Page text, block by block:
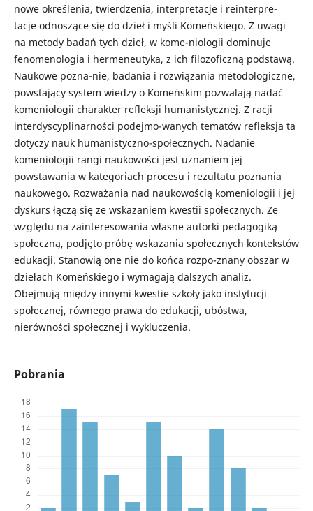
nowe określenia, twierdzenia, interpretacje i reinterpre-
tacje odnoszące się do dzieł i myśli Komeńskiego. Z uwagi
na metody badań tych dzieł, w kome-niologii dominuje
fenomenologia i hermeneutyka, z ich filozoficzną podstawą.
Naukowe pozna-nie, badania i rozwiązania metodologiczne,
powstający system wiedzy o Komeńskim pozwalają nadać
komeniologii charakter refleksji humanistycznej. Z racji
interdyscyplinarności podejmo-wanych tematów refleksja ta
dotyczy nauk humanistyczno-społecznych. Nadanie
komeniologii rangi naukowości jest uznaniem jej
powstawania w kategoriach procesu i rezultatu poznania
naukowego. Rozważania nad naukowością komeniologii i jej
dyskurs łączą się ze wskazaniem kwestii społecznych. Ze
względu na zainteresowania własne autorki pedagogiką
społeczną, podjęto próbę wskazania społecznych kontekstów
edukacji. Stanowią one nie do końca rozpo-znany obszar w
dziełach Komeńskiego i wymagają dalszych analiz.
Obejmują między innymi kwestie szkoły jako instytucji
społecznej, równego prawa do edukacji, ubóstwa,
nierówności społecznej i wykluczenia.
Pobrania